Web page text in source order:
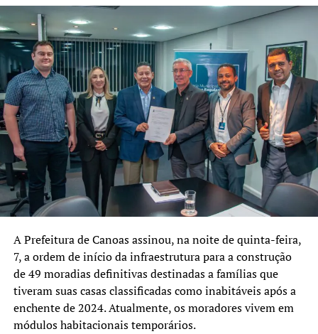
A Prefeitura deCanoasassinou, na noite de quinta-feira,
7, a ordem de início da infraestrutura para a construção
de 49 moradias definitivas destinadas a famílias que
tiveram suas casas classificadas como inabitáveis após a
enchente de 2024. Atualmente, os moradores vivem em
módulos habitacionais temporários.